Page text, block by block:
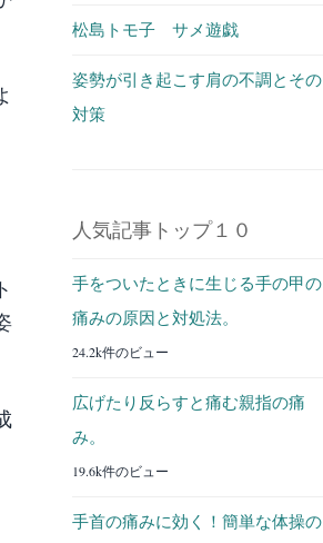
松島トモ子 サメ遊戯
姿勢が引き起こす肩の不調とその
対策
人気記事トップ１０
手をついたときに生じる手の甲の
痛みの原因と対処法。
24.2k件のビュー
広げたり反らすと痛む親指の痛
み。
19.6k件のビュー
手首の痛みに効く！簡単な体操の